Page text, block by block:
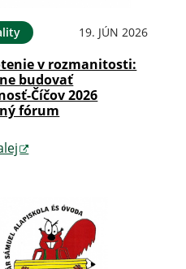
19. JÚN 2026
v rozmanitosti:
budovať
Číčov 2026
fórum